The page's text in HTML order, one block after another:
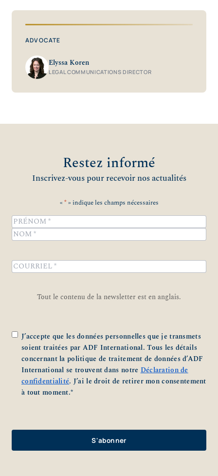
ADVOCATE
Elyssa Koren
LEGAL COMMUNICATIONS DIRECTOR
Restez informé
Inscrivez-vous pour recevoir nos actualités
« *» indique les champs nécessaires
Name*
Prénom
Tout le contenu de la newsletter est en anglais.
Zustimmung *
J’accepte que les données personnelles que je transmets
soient traitées par ADF International. Tous les détails
concernant la politique de traitement de données d’ADF
International se trouvent dans notreDéclaration de
confidentialité. J’ai le droit de retirer mon consentement
à tout moment.*